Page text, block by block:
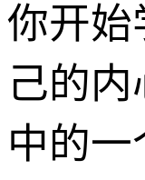
你开始
己的
中的